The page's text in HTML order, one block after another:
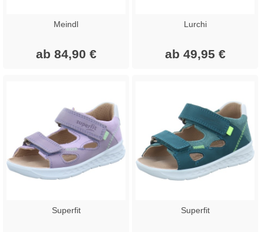
Meindl
ab 84,90 €
Lurchi
ab 49,95 €
Superfit Superfit